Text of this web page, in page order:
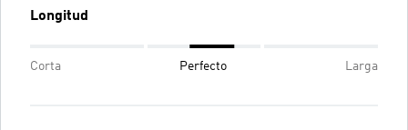
Longitud
Corta Perfecto Larga